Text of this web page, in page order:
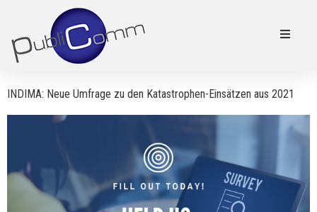
INDIMA: Neue Umfrage zu den Katastrophen-Einsätzen aus 2021